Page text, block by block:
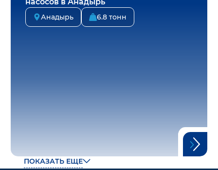
Анадырь 6.8 тонн
ПОКАЗАТЬ ЕЩЕ